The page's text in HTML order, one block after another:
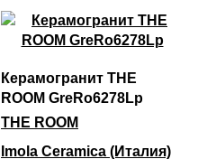
Керамогранит THE
ROOM GreRo6278Lp
THE ROOM
Imola Ceramica (Италия)